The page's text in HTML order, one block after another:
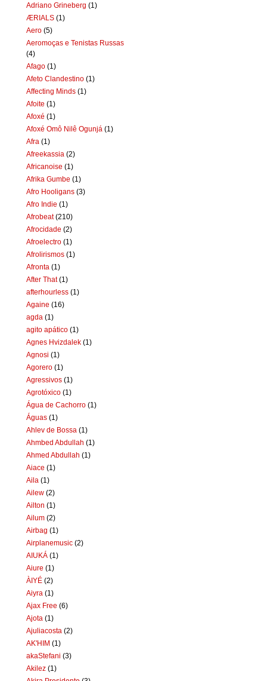
Adriano Grineberg (1)
ÆRIALS (1)
Aero (5)
Aeromoças e Tenistas Russas
(4)
Afago (1)
Afeto Clandestino (1)
Affecting Minds (1)
Afoite (1)
Afoxé (1)
Afoxé Omô Nilê Ogunjá (1)
Afra (1)
Afreekassia (2)
Africanoise (1)
Afrika Gumbe (1)
Afro Hooligans (3)
Afro Indie (1)
Afrobeat (210)
Afrocidade (2)
Afroelectro (1)
Afrolirismos (1)
Afronta (1)
After That (1)
afterhourless (1)
Againe (16)
agda (1)
agito apático (1)
Agnes Hvizdalek (1)
Agnosi (1)
Agorero (1)
Agressivos (1)
Agrotóxico (1)
Água de Cachorro (1)
Águas (1)
Ahlev de Bossa (1)
Ahmbed Abdullah (1)
Ahmed Abdullah (1)
Aiace (1)
Aila (1)
Ailew (2)
Ailton (1)
Ailum (2)
Airbag (1)
Airplanemusic (2)
AIUKÁ (1)
Aiure (1)
ÀIYÉ (2)
Aiyra (1)
Ajax Free (6)
Ajota (1)
Ajuliacosta (2)
AK'HIM (1)
akaStefani (3)
Akilez (1)